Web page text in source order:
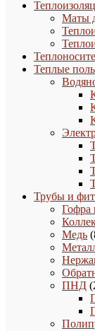
Маты
Теплые
Трубы и
Гофра
Медь
ПНД